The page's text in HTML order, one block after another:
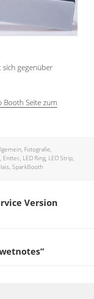
gegenüber
Booth Seite zum
, Fotografie,
, Enttec, LED Ring, LED Strip,
,SparkBooth
Version